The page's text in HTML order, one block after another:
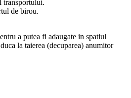
transportului.
de birou.
a putea fi adaugate in spatiul
la taierea (decuparea) anumitor